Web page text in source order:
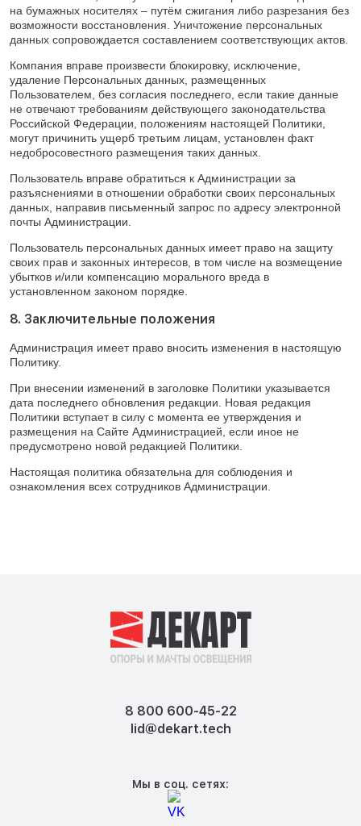
на бумажных носителях – путём сжигания либо разрезания без
возможности восстановления. Уничтожение персональных
данных сопровождается составлением соответствующих актов.
Компания вправе произвести блокировку, исключение,
удаление Персональных данных, размещенных
Пользователем, без согласия последнего, если такие данные
не отвечают требованиям действующего законодательства
Российской Федерации, положениям настоящей Политики,
могут причинить ущерб третьим лицам, установлен факт
недобросовестного размещения таких данных.
Пользователь вправе обратиться к Администрации за
разъяснениями в отношении обработки своих персональных
данных, направив письменный запрос по адресу электронной
почты Администрации.
Пользователь персональных данных имеет право на защиту
своих прав и законных интересов, в том числе на возмещение
убытков и/или компенсацию морального вреда в
установленном законом порядке.
8. Заключительные положения
Администрация имеет право вносить изменения в настоящую
Политику.
При внесении изменений в заголовке Политики указывается
дата последнего обновления редакции. Новая редакция
Политики вступает в силу с момента ее утверждения и
размещения на Сайте Администрацией, если иное не
предусмотрено новой редакцией Политики.
Настоящая политика обязательна для соблюдения и
ознакомления всех сотрудников Администрации.
8 800 600-45-22
lid@dekart.tech
Мы в соц. сетях: